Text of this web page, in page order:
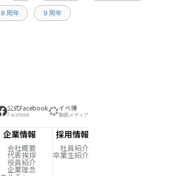
８周年 ９周年
公式Facebook
Facebook
イベ博
動画メディア
企業情報
会社概要
代表挨拶
役員紹介
企業理念
採用情報
社員紹介
卒業生紹介